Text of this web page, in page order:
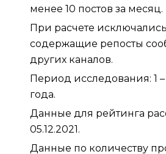
менее 10 постов за месяц.
При расчете
содержащие репосты
других каналов.
Период исследования: 1
года.
Данные для рейтинга
05.12.2021.
Данные по количеству